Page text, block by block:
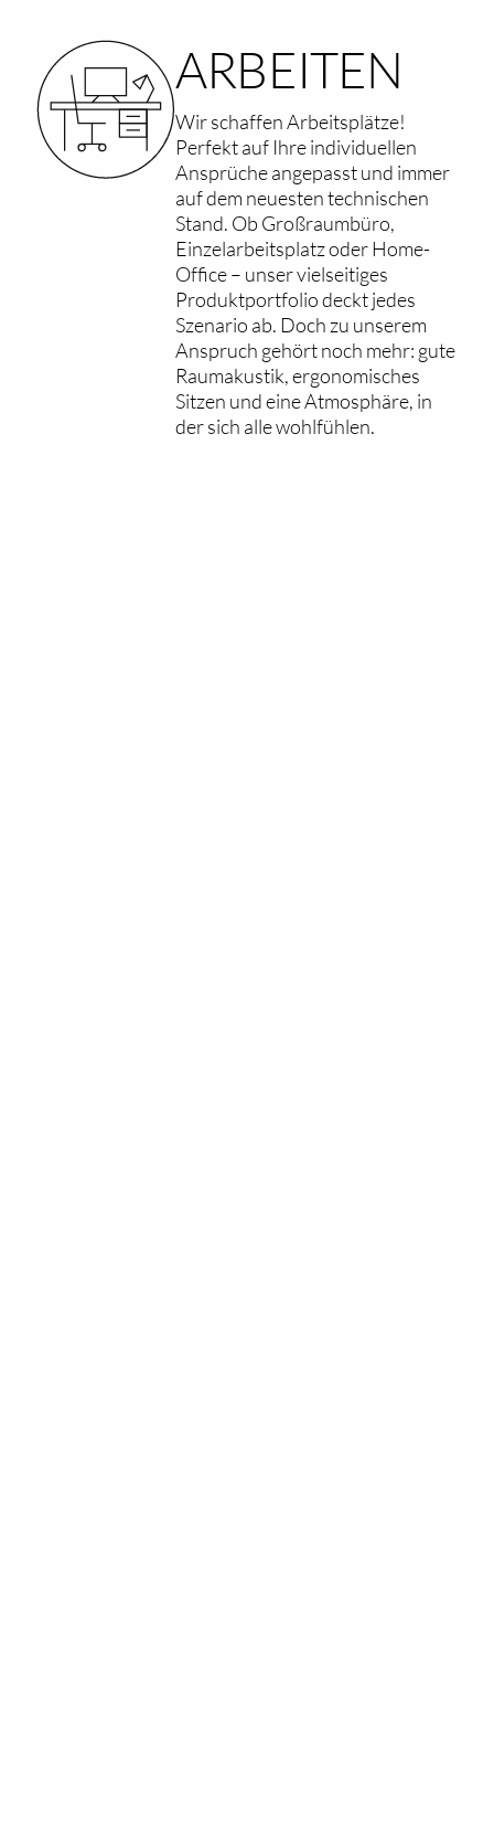
ARBEITEN
Wir schaffen Arbeitsplätze!
Perfekt auf Ihre individuellen
Ansprüche angepasst und immer
auf dem neuesten technischen
Stand. Ob Großraumbüro,
Einzelarbeitsplatz oder Home-
Office – unser vielseitiges
Produktportfolio deckt jedes
Szenario ab. Doch zu unserem
Anspruch gehört noch mehr: gute
Raumakustik, ergonomisches
Sitzen und eine Atmosphäre, in
der sich alle wohlfühlen.